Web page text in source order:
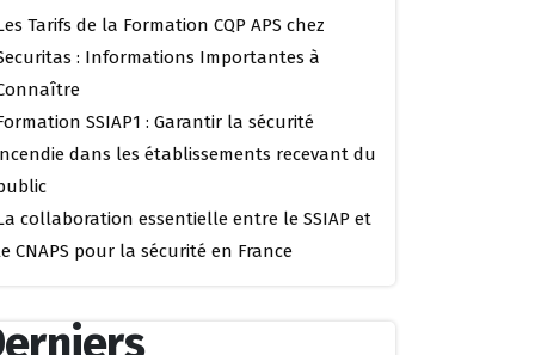
Tarifs de la Formation CQP APS chez
: Informations Importantes à
SSIAP1 : Garantir la sécurité
dans les établissements recevant du
collaboration essentielle entre le SSIAP et
CNAPS pour la sécurité en France